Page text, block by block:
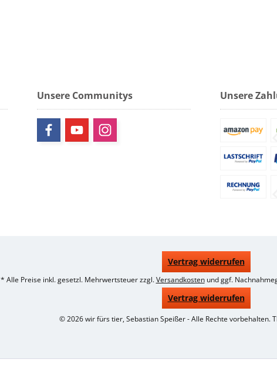
Unsere Communitys Unsere
Vertrag widerrufen
* Alle Preise inkl. gesetzl. Mehrwertsteuer zzgl.Versandkostenund ggf.
Vertrag widerrufen
© 2026 wir fürs tier, Sebastian Speißer - Alle Rechte vorbehalten.